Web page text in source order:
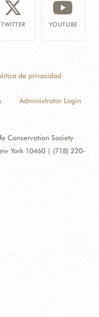
TWITTER YOUTUBE
de privacidad
Administrator Login
Conservation Society
York 10460 | (718) 220-